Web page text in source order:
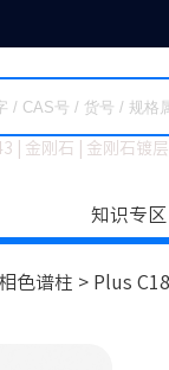
金刚石 金刚石镀
知识专区
色谱柱 > Plus